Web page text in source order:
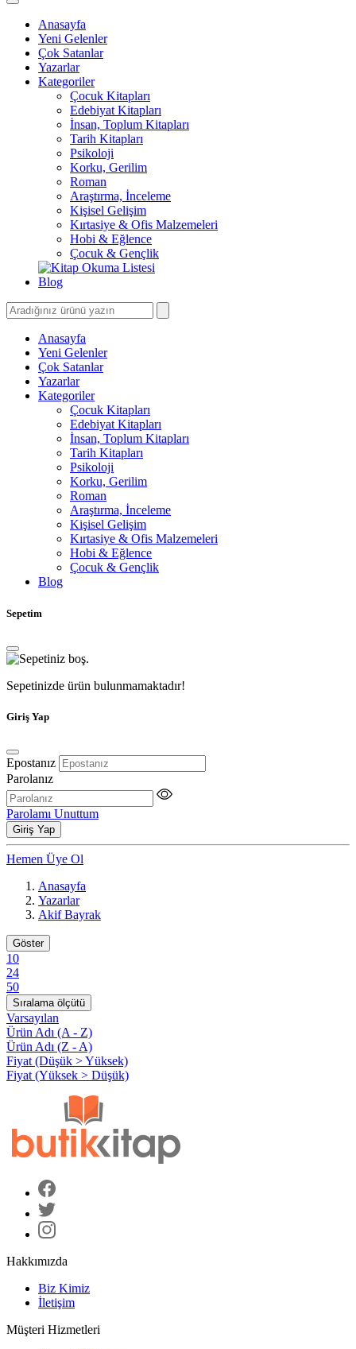
Anasayfa
Yeni Gelenler
Çok Satanlar
Yazarlar
Kategoriler
Çocuk Kitapları
Edebiyat Kitapları
İnsan, Toplum Kitapları
Tarih Kitapları
Psikoloji
Korku, Gerilim
Roman
Araştırma, İnceleme
Kişisel Gelişim
Kırtasiye & Ofis Malzemeleri
Hobi & Eğlence
Çocuk & Gençlik
Blog
Anasayfa
Yeni Gelenler
Çok Satanlar
Yazarlar
Kategoriler
Çocuk Kitapları
Edebiyat Kitapları
İnsan, Toplum Kitapları
Tarih Kitapları
Psikoloji
Korku, Gerilim
Roman
Araştırma, İnceleme
Kişisel Gelişim
Kırtasiye & Ofis Malzemeleri
Hobi & Eğlence
Çocuk & Gençlik
Blog
Sepetim
Sepetinizde ürün bulunmamaktadır!
Giriş Yap
Epostanız
Parolanız
Parolamı Unuttum
Giriş Yap
Hemen Üye Ol
Anasayfa
Yazarlar
Akif Bayrak
Göster
10
24
50
Sıralama ölçütü
Varsayılan
Ürün Adı (A - Z)
Ürün Adı (Z - A)
Fiyat (Düşük > Yüksek)
Fiyat (Yüksek > Düşük)
Hakkımızda
Biz Kimiz
İletişim
Müşteri Hizmetleri